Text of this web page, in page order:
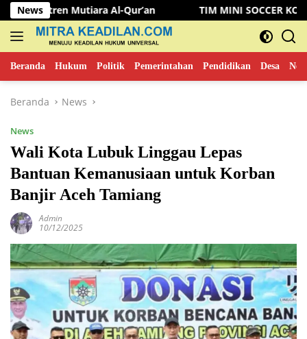
Langsung
ke
konten
NewsAl-Qur’an TIM MINI SOCCER KOMINFO MUSI
Beranda Hukum Politik Pemerintahan Pendidikan Desa
Beranda News
News
Wali Kota Lubuk Linggau Lepas
Bantuan Kemanusiaan untuk Korban
Banjir Aceh Tamiang
Admin
10/12/2025